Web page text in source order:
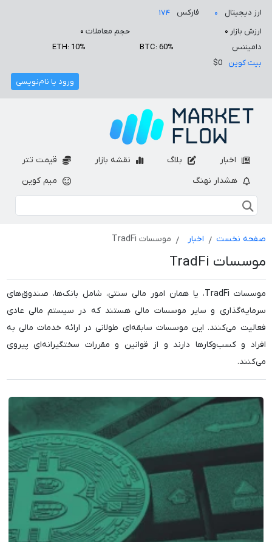
ارز دیجیتال ۰ فارکس
۱۷۴
ارزش بازار ۰ حجم معاملات ۰
دامیننس
BTC: 60%
ETH: 10%
بیت کوین
$0
ورود یا نام‌نویسی
اخبار بلاگ نقشه بازار
قیمت تتر
هشدار نهنگ
میم کوین
صفحه نخست اخبار موسسات TradFi
موسسات TradFi
موسسات TradFi، یا همان امور مالی سنتی، شامل بانک‌ها، صندوق‌های
سرمایه‌گذاری و سایر موسسات مالی هستند که در سیستم مالی عادی
فعالیت می‌کنند. این موسسات سابقه‌ای طولانی در ارائه خدمات مالی به
افراد و کسب‌وکارها دارند و از قوانین و مقررات سختگیرانه‌ای پیروی
می‌کنند.